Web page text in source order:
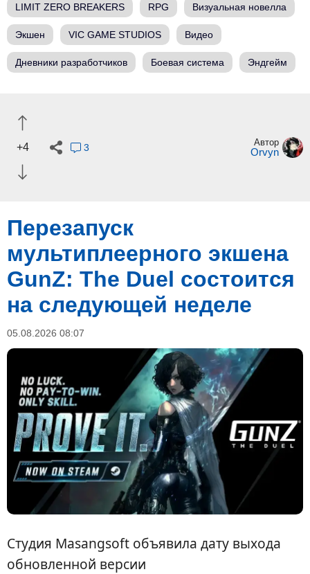
LIMIT ZERO BREAKERS RPG Визуальная новелла
Экшен VIC GAME STUDIOS Видео
Дневники разработчиков Боевая система Эндгейм
+4 3 Автор
Orvyn
Перезапуск
мультиплеерного экшена
GunZ: The Duel состоится
на следующей неделе
05.08.2026 08:07
Студия Masangsoft объявила дату выхода
обновленной версии